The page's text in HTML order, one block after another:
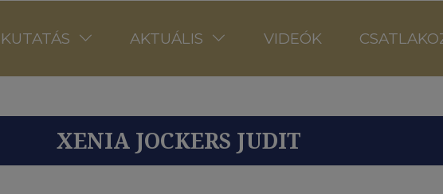
KUTATÁS AKTUÁLIS VIDEÓK
XENIA JOCKERS JUDIT